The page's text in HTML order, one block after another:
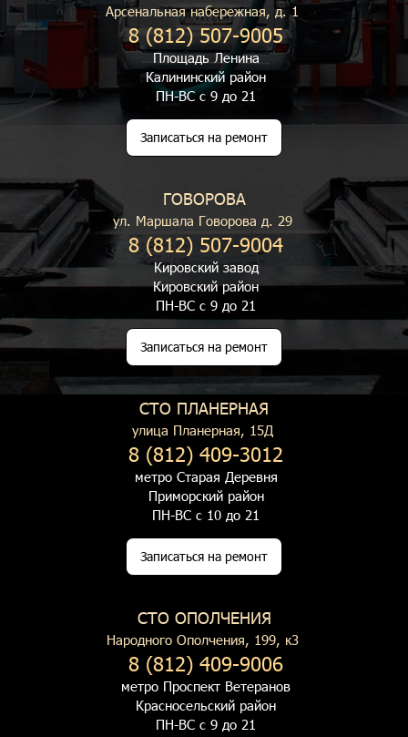
Арсенальная набережная, д. 1
8 (812) 507-9005
Площадь Ленина
Калининский район
ПН-ВС с 9 до 21
Записаться на ремонт
ГОВОРОВА
ул. Маршала Говорова д. 29
8 (812) 507-9004
Кировский завод
Кировский район
ПН-ВС с 9 до 21
Записаться на ремонт
СТО ПЛАНЕРНАЯ
улица Планерная, 15Д
8 (812) 409-3012
метро Старая Деревня
Приморский район
ПН-ВС с 10 до 21
Записаться на ремонт
СТО ОПОЛЧЕНИЯ
Народного Ополчения, 199, к3
8 (812) 409-9006
метро Проспект Ветеранов
Красносельский район
ПН-ВС с 9 до 21